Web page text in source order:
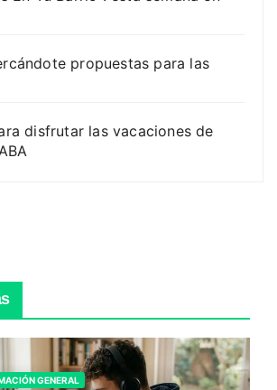
propuestas para las
disfrutar las vacaciones de
GENERAL